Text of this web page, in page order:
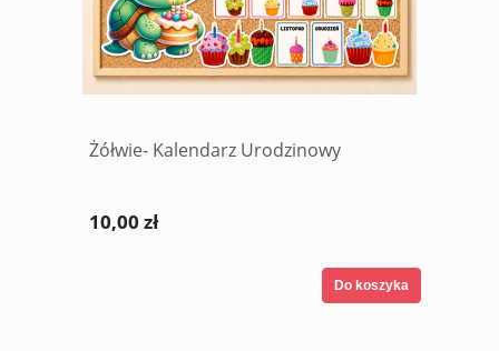
Żółwie- Kalendarz Urodzinowy
10,00 zł
Do koszyka